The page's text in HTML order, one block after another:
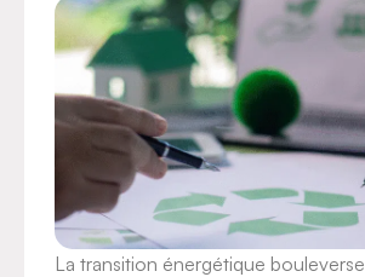
La transition énergétique bouleverse